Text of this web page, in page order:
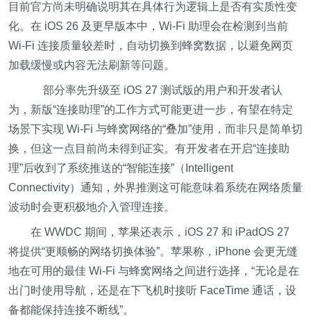
目前官方尚未明确说明其在具体行为逻辑上是否有实质性变
化。在 iOS 26 及更早版本中，Wi‑Fi 助理会在检测到当前
Wi‑Fi 连接质量较差时，自动切换到蜂窝数据，以避免网页
加载缓慢或内容无法刷新等问题。
部分率先升级至 iOS 27 测试版的用户和开发者认
为，新版“连接助理”的工作方式可能更进一步，有望在特定
场景下实现 Wi‑Fi 与蜂窝网络的“叠加”使用，而非只是简单切
换，但这一点目前尚未得到证实。有开发者在开启“连接助
理”后收到了系统推送的“智能连接”（Intelligent
Connectivity）通知，外界推测这可能意味着系统在网络质量
波动时会更积极地介入管理连接。
在 WWDC 期间，苹果还表示，iOS 27 和 iPadOS 27
将提供“更顺畅的网络切换体验”。苹果称，iPhone 会更无缝
地在可用的最佳 Wi‑Fi 与蜂窝网络之间进行选择，“无论是在
出门时使用导航，还是在下飞机时接听 FaceTime 通话，设
备都能保持连接不断线”。